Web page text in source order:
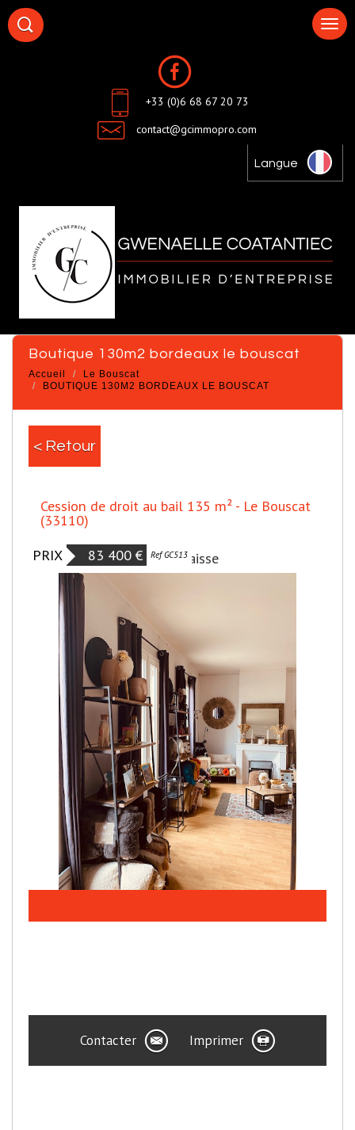
+33 (0)6 68 67 20 73
contact@gcimmopro.com
Langue
boutique 130m2 bordeaux le bouscat
Accueil
Le Bouscat
BOUTIQUE 130M2 BORDEAUX LE BOUSCAT
< Retour
Cession de droit au bail 135 m² - Le Bouscat
(33110)
PRIX
83 400 € Ref GC513
Prix en baisse
Contacter Imprimer